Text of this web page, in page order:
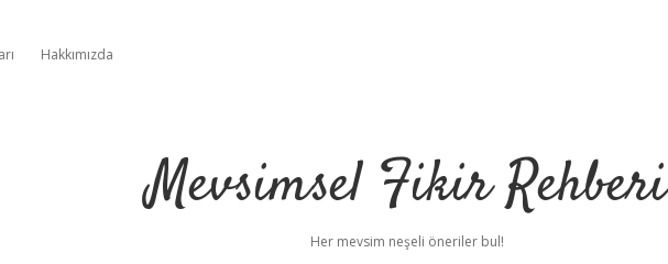
Hakkımızda
Mevsimsel Fikir Rehberi
Her mevsim neşeli öneriler bul!